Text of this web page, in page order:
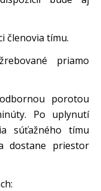
členovia tímu.
priamo
porotou
Po uplynutí
súťažného tímu
dostane priestor